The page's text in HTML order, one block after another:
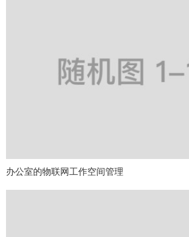
办公室的物联网工作空间管理